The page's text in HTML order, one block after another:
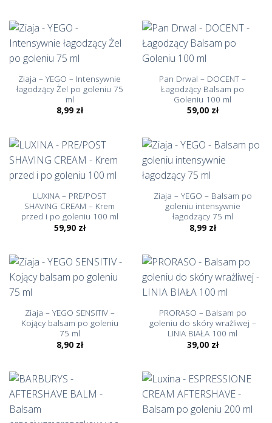
Ziaja – YEGO – Intensywnie
łagodzący Żel po goleniu 75
ml
8,99 zł
Pan Drwal – DOCENT –
Łagodzący Balsam po
Goleniu 100 ml
59,00 zł
LUXINA – PRE/POST
SHAVING CREAM – Krem
przed i po goleniu 100 ml
59,90 zł
Ziaja – YEGO – Balsam po
goleniu intensywnie
łagodzący 75 ml
8,99 zł
Ziaja – YEGO SENSITIV –
Kojący balsam po goleniu
75 ml
8,90 zł
PRORASO – Balsam po
goleniu do skóry wrażliwej –
LINIA BIAŁA 100 ml
39,00 zł